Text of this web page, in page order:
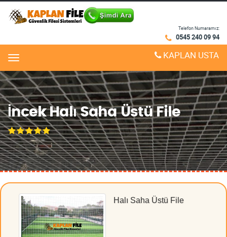
Telefon Numaramız:
0545 240 09 94
Menu KAPLAN USTA
İncek Halı Saha Üstü File
Halı Saha Üstü File